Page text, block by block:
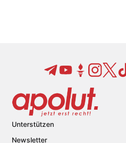
Unterstützen
Newsletter